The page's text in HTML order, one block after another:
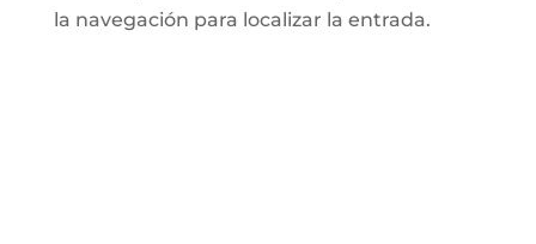
la navegación para localizar la entrada.